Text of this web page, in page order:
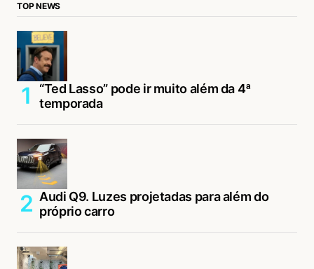
TOP NEWS
“Ted Lasso” pode ir muito além da 4ª
temporada
Audi Q9. Luzes projetadas para além do
próprio carro